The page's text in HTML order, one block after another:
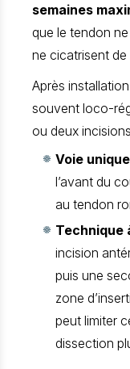
semaines
que le tendon
ne cicatrisent
Après
souvent loco-
ou deux
Voie
l’avant du
au tendon
Technique
incision
puis une
zone
peut limiter
dissection